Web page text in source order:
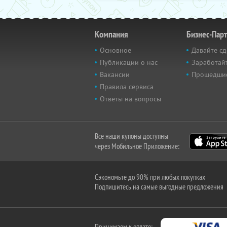
Компания
Основное
Публикации о нас
Вакансии
Правила сервиса
Ответы на вопросы
Бизнес-
Давайте
Все наши купоны доступны
через Мобильное Приложение:
Сэкономьте до 90% при любых покупках
Подпишитесь на самые выгодные предложения